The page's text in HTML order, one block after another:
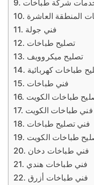
المنطقة العاشرة
فني جولة
تصليح طباخات
تصليح ميكروويف
طباخات كهربائية
فني طباخات
طباخات الكويت
فني طباخات الكويت
فني تصليح طباخات
طباخات الكويت
فني طباخات دخان
فني طباخات هندي
فني طباخات أزرق